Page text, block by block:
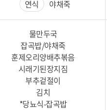
연식 야채죽
물만두국
잡곡밥/야채죽
훈제오리양배추볶음
시래기된장지짐
부추겉절이
김치
*당뇨식-잡곡밥